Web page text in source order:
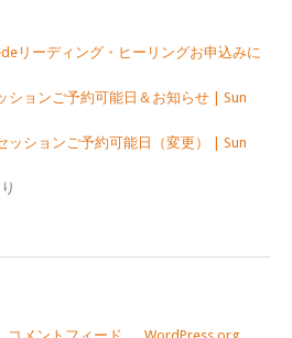
deリーディング・ヒーリングお申込みに
ションご予約可能日＆お知らせ | Sun
ッションご予約可能日（変更） | Sun